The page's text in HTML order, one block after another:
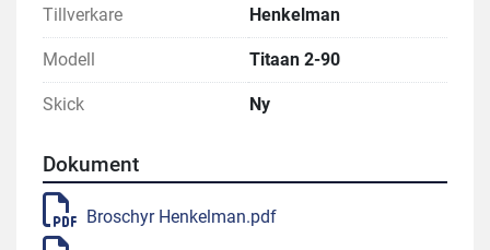
Tillverkare Henkelman
Modell Titaan 2-90
Skick Ny
Dokument
Broschyr Henkelman.pdf